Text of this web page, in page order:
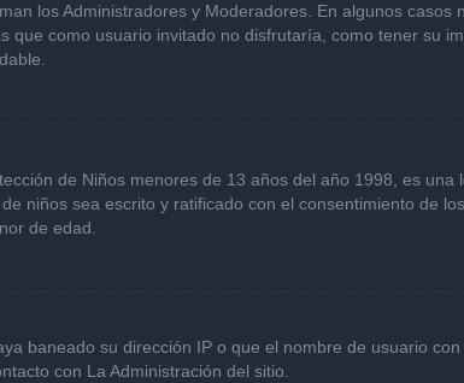
los Administradores y Moderadores. En algunos
que como usuario invitado no disfrutaría, como tener su
de Niños menores de 13 años del año 1998, es
niños sea escrito y ratificado con el consentimiento de
de edad.
baneado su dirección IP o que el nombre de usuario
con La Administración del sitio.